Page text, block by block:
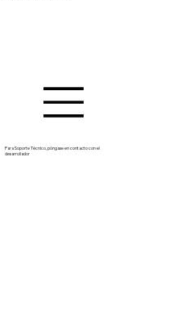
Para Soporte Técnico, póngase en contacto con el
desarrollador